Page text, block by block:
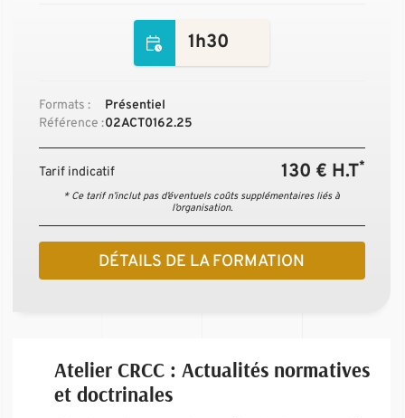
1h30
Formats :
Présentiel
Référence :02ACT0162.25
Tarif indicatif 130 € H.T*
* Ce tarif n’inclut pas d’éventuels coûts supplémentaires liés à
l’organisation.
DÉTAILS DE LA FORMATION
Atelier CRCC : Actualités normatives
et doctrinales